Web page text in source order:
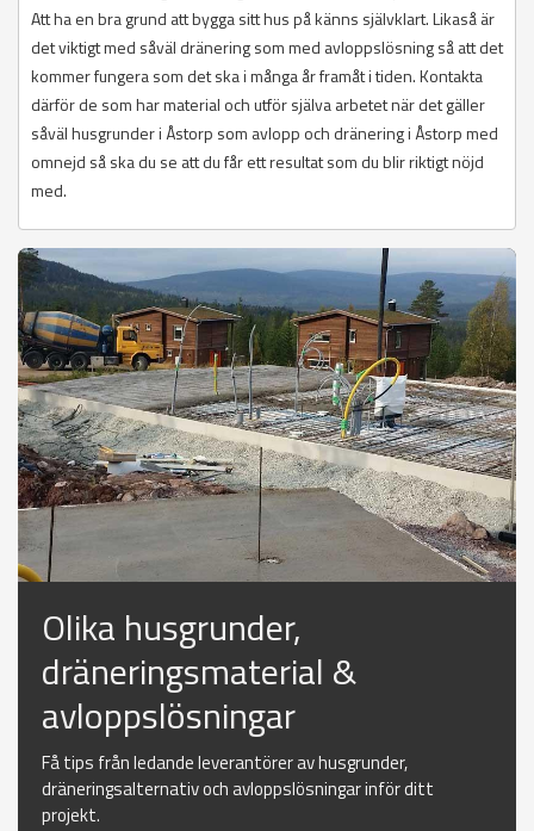
Att ha en bra grund att bygga sitt hus på känns självklart. Likaså är
det viktigt med såväl dränering som med avloppslösning så att det
kommer fungera som det ska i många år framåt i tiden. Kontakta
därför de som har material och utför själva arbetet när det gäller
såväl husgrunder i Åstorp som avlopp och dränering i Åstorp med
omnejd så ska du se att du får ett resultat som du blir riktigt nöjd
med.
Olika husgrunder,
dräneringsmaterial &
avloppslösningar
Få tips från ledande leverantörer av husgrunder,
dräneringsalternativ och avloppslösningar inför ditt
projekt.